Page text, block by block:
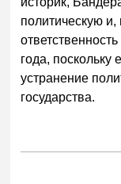
политическую
года, поскольку
устранение
государства.